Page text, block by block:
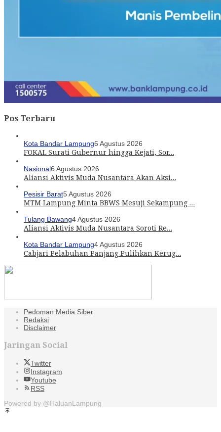
Pos Terbaru
Kota Bandar Lampung6 Agustus 2026
FOKAL Surati Gubernur hingga Kejati, Sor…
Nasional6 Agustus 2026
Aliansi Aktivis Muda Nusantara Akan Aksi…
Pesisir Barat5 Agustus 2026
MTM Lampung Minta BBWS Mesuji Sekampung …
Tulang Bawang4 Agustus 2026
Aliansi Aktivis Muda Nusantara Soroti Re…
Kota Bandar Lampung4 Agustus 2026
Cabjari Pelabuhan Panjang Pulihkan Kerug…
Pedoman Media Siber
Redaksi
Disclaimer
Jaringan Social
Twitter
Instagram
Youtube
RSS
Powered by @HaluanLampung